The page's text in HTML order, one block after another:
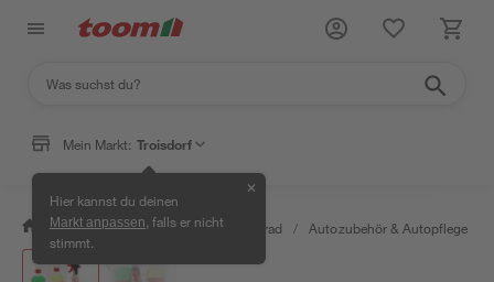
Mein Markt: Troisdorf
Hier kannst du deinen
Markt anpassen , falls er nicht
stimmt.
✕
/ Garten & Freizeit / Auto & Fahrrad / Autozubehör & Autopflege